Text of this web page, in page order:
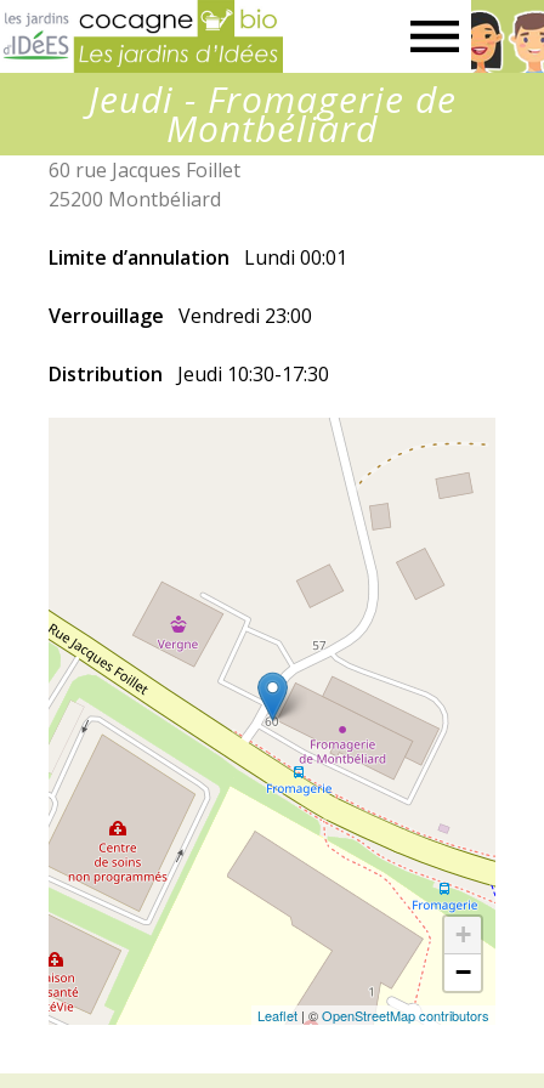
d’idées
Jeudi - Fromagerie de
Montbéliard
60 rue Jacques Foillet
25200 Montbéliard
Limite d’annulation Lundi 00:01
Verrouillage Vendredi 23:00
Distribution Jeudi 10:30-17:30
+
−
Leaflet | ©OpenStreetMap contributors